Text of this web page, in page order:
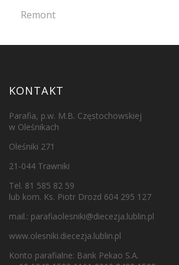
Remont
KONTAKT
Parafia, p.w. M.B. Częstochowskiej
w Oleśnikach
Oleśniki 271
21-044 Trawniki
Tel. 81 585 82 59
lub kom. Ks. Piotr Drozd 604 295 127
mail.: parafiaolesniki@diecezja.lublin.pl
www.olesniki.diecezja.lublin.pl
Konto parafialne: Bank Pekao S.A.